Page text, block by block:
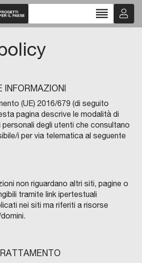
reorder
INFORMAZIONI
(UE) 2016/679 (di seguito
pagina descrive le modalità di
degli utenti che consultano
i per via telematica al seguente
non riguardano altri siti, pagine o
tramite link ipertestuali
nei siti ma riferiti a risorse